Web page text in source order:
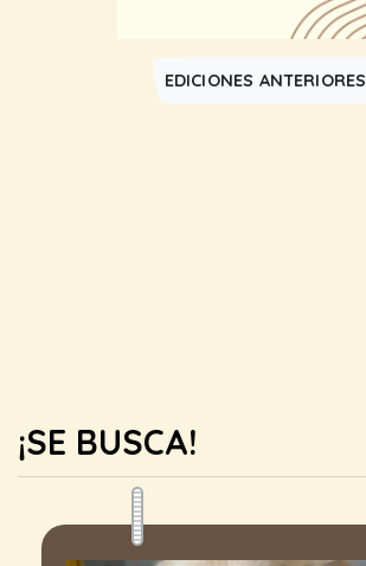
EDICIONES ANTERIORES
¡SE BUSCA!